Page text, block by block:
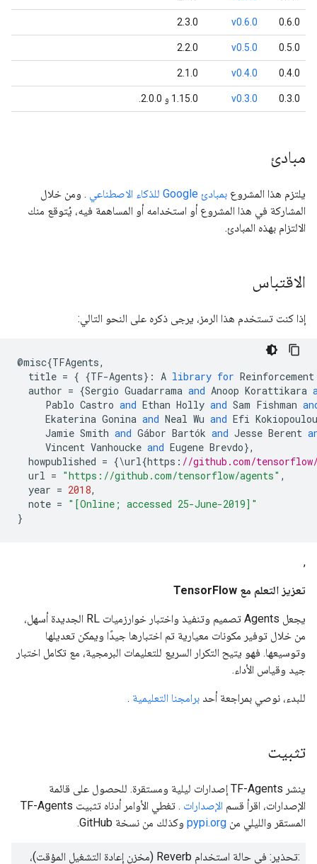
0.6.0
v0.6.0
2.3.0
0.5.0
v0.5.0
2.2.0
0.4.0
v0.4.0
2.1.0
0.3.0
v0.3.0 1.15.0 و 2.0.0.
مبادئ
يلتزم هذا المشروع بمبادئ Google للذكاء الاصطناعي
. ومن خلال
المشاركة في هذا المشروع أو استخدامه أو المساهمة فيه، يُتوقع منك
الالتزام بهذه المبادئ.
الاقتباس
إذا كنت تستخدم هذا الرمز، يرجى ذكره على النحو التالي:
@misc{TFAgents,
title = { {TF-Agents}: A library for Reinforcement
author = {Sergio Guadarrama and Anoop Korattikara
Pablo Castro and Ethan Holly and Sam Fishman
Ekaterina Gonina and Neal Wu and Efi Kokiopoulou
Jamie Smith and Gábor Bartók and Jesse Berent
Vincent Vanhoucke and Eugene Brevdo},
howpublished = {\url{https : //github.com/
url = "https://github.com/tensorflow/agents" ,
year = 2018,
note = "[Online; accessed 25-June-2019]"
}
,
تعزيز التعلم مع TensorFlow
يجعل Agents تصميم وتنفيذ واختبار خوارزميات RL الجديدة أسهل،
من خلال توفير مكونات معيارية تم اختبارها جيدًا ويمكن تعديلها
وتوسيعها. فهو يتيح التكرار السريع للتعليمات البرمجية، مع تكامل اختبار
جيد وقياس الأداء.
للبدء، نوصي بمراجعة أحد برامجنا التعليمية .
تثبيت
ينشر TF-Agents إصدارات ليلية ومستقرة. للحصول على قائمة
الإصدارات، اقرأ قسم الإصدارات
. تغطي الأوامر أدناه تثبيت TF-Agents
المستقر والليلي من pypi.org وكذلك من نسخة GitHub.
:تحذير: في حالة استخدام Reverb (مخزن إعادة التشغيل المؤقت)،